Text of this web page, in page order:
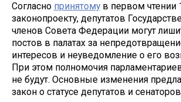
Согласно принятому в первом чтении
законопроекту, депутатов
членов Совета Федерации могут
постов в палатах за
интересов и неуведомление о его
При этом полномочия
не будут. Основные изменения
закон о статусе депутатов и